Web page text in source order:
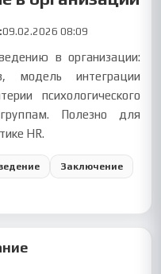
09.02.2026 08:09
в организации:
модель интеграции
психологического
Полезно для
HR.
Заключение